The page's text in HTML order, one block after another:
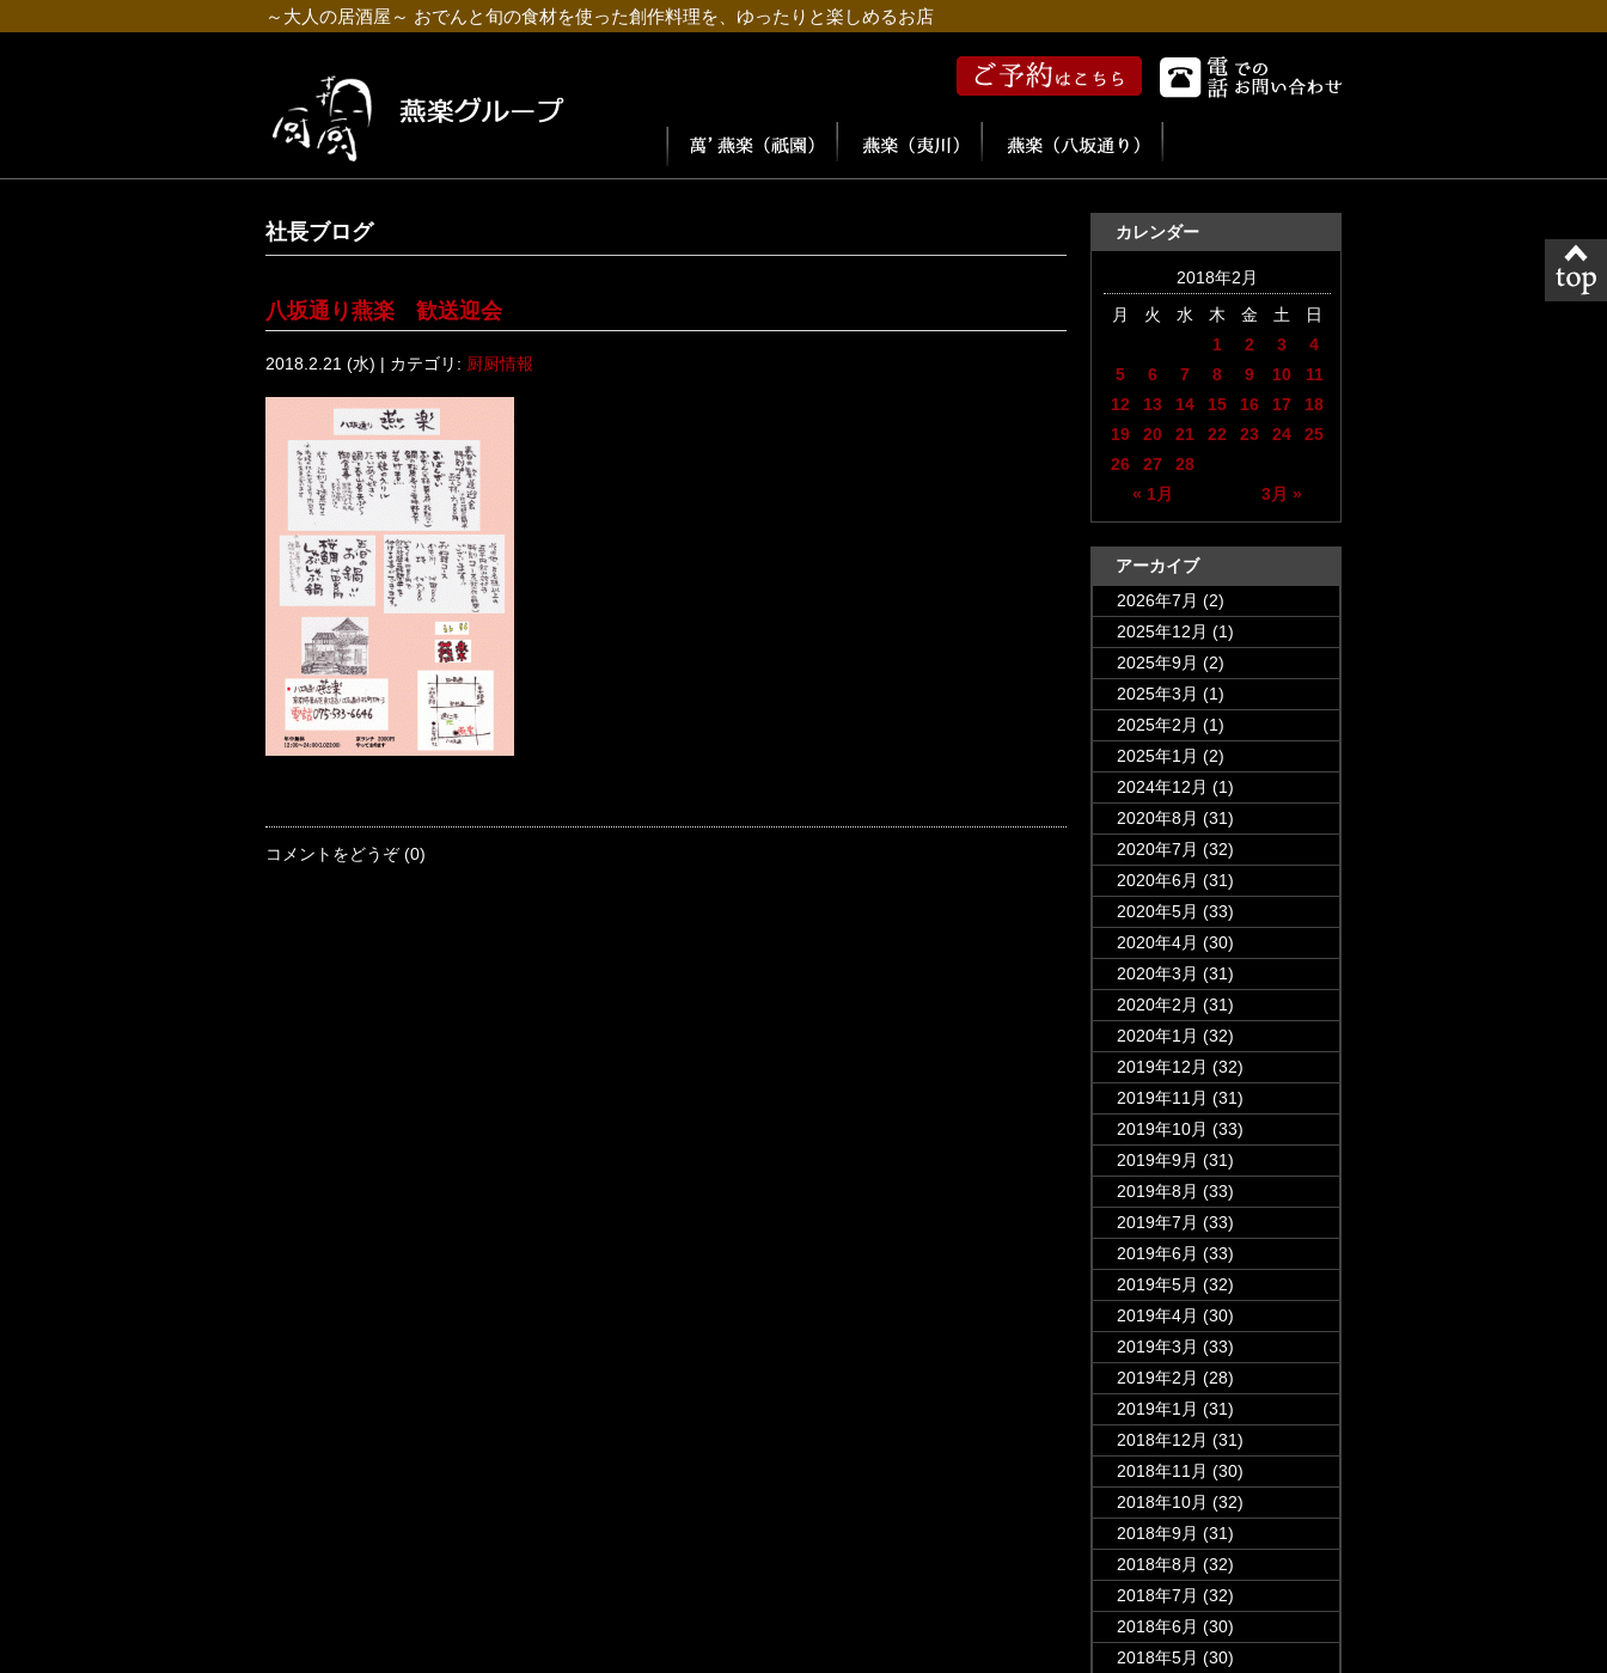
～大人の居酒屋～ おでんと旬の食材を使った創作料理を、ゆったりと楽しめるお店
社長ブログ
八坂通り燕楽 歓送迎会
2018.2.21 (水) | カテゴリ: 厨厨情報
コメントをどうぞ (0)
カレンダー
2018年2月
月
火 水 木 金 土 日
« 1月 3月 »
1 2 3
4
5
6 7 8 9 10
11
12
13 14 15 16 17
18
19
20 21 22 23 24
25
26
27 28
アーカイブ
2026年7月 (2)
2025年12月 (1)
2025年9月 (2)
2025年3月 (1)
2025年2月 (1)
2025年1月 (2)
2024年12月 (1)
2020年8月 (31)
2020年7月 (32)
2020年6月 (31)
2020年5月 (33)
2020年4月 (30)
2020年3月 (31)
2020年2月 (31)
2020年1月 (32)
2019年12月 (32)
2019年11月 (31)
2019年10月 (33)
2019年9月 (31)
2019年8月 (33)
2019年7月 (33)
2019年6月 (33)
2019年5月 (32)
2019年4月 (30)
2019年3月 (33)
2019年2月 (28)
2019年1月 (31)
2018年12月 (31)
2018年11月 (30)
2018年10月 (32)
2018年9月 (31)
2018年8月 (32)
2018年7月 (32)
2018年6月 (30)
2018年5月 (30)